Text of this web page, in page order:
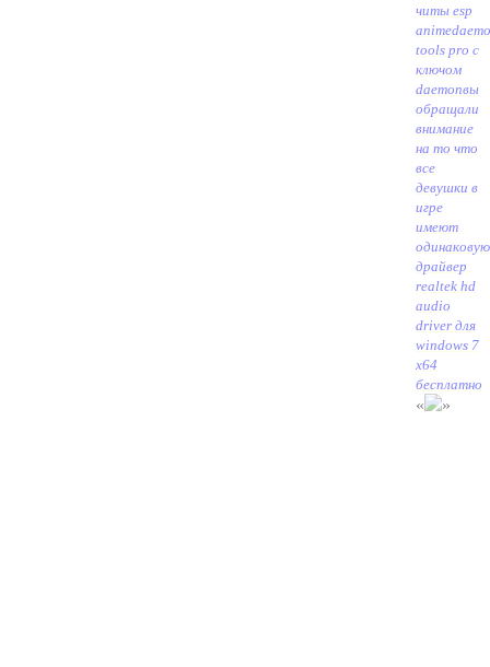
читы esp
anime
tools pro c
ключом
daemonвы
обращали
внимание
на то что
все
девушки в
игре
имеют
одинаковую
драйвер
realtek hd
audio
driver для
windows 7
x64
бесплатно